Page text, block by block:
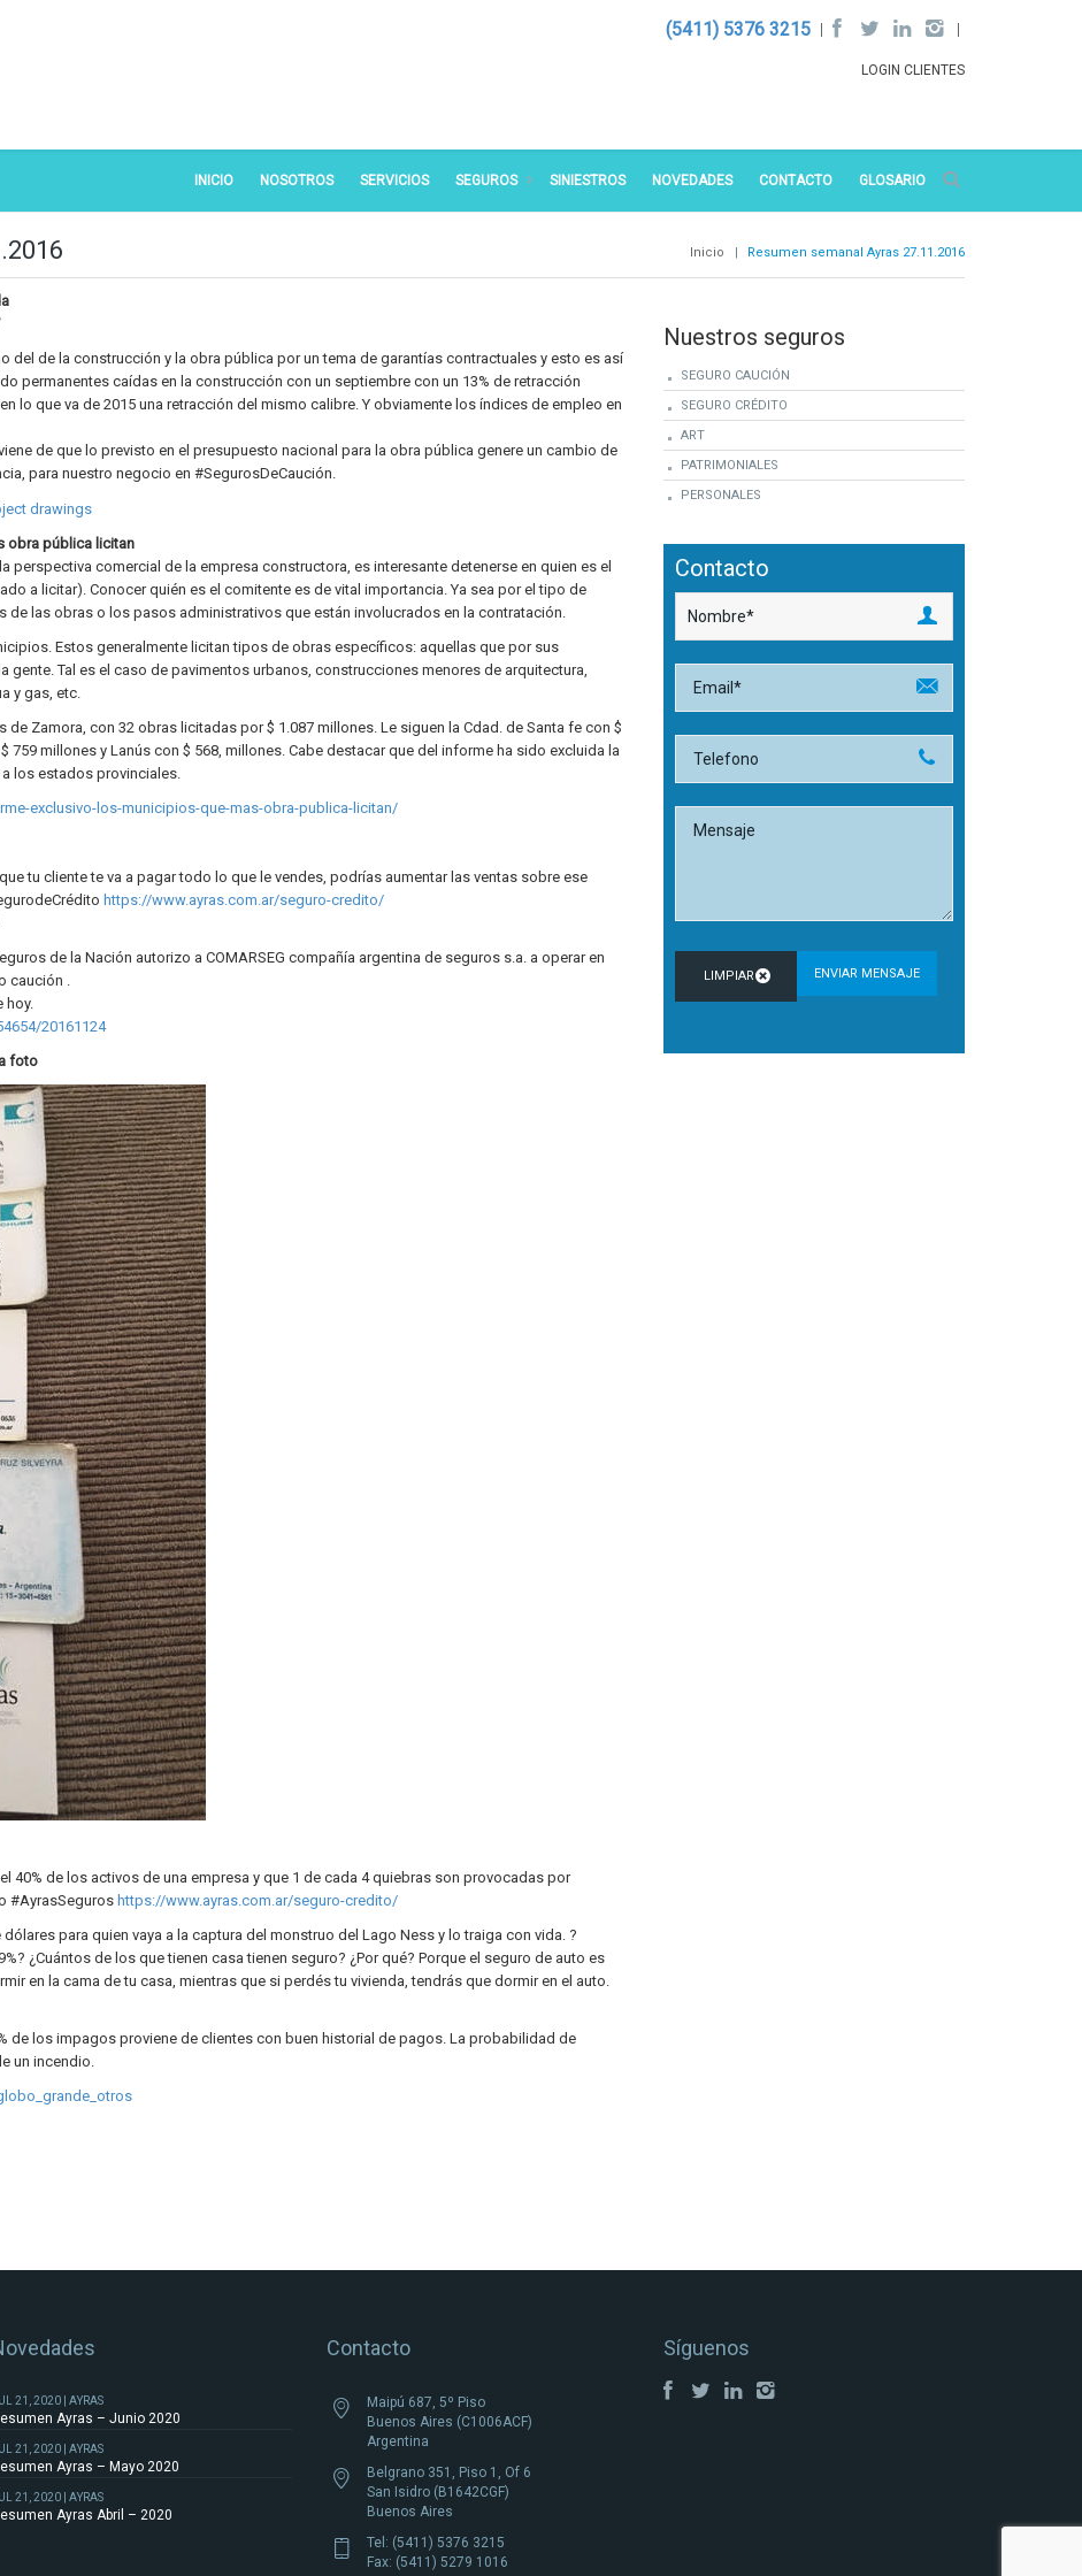
(5411) 5376 3215
LOGIN CLIENTES
INICIO NOSOTROS SERVICIOS SEGUROS SINIESTROS NOVEDADES CONTACTO GLOSARIO
Inicio | Resumen semanal Ayras 27.11.2016
del de la construcción y la obra pública por un tema de garantías contractuales y esto es así
permanentes caídas en la construcción con un septiembre con un 13% de retracción
lo que va de 2015 una retracción del mismo calibre. Y obviamente los índices de empleo en
de que lo previsto en el presupuesto nacional para la obra pública genere un cambio de
para nuestro negocio en #SegurosDeCaución.
obra pública licitan
comercial de la empresa constructora, es interesante detenerse en quien es el
a licitar). Conocer quién es el comitente es de vital importancia. Ya sea por el tipo de
las obras o los pasos administrativos que están involucrados en la contratación.
Estos generalmente licitan tipos de obras específicos: aquellas que por sus
gente. Tal es el caso de pavimentos urbanos, construcciones menores de arquitectura,
y gas, etc.
Zamora, con 32 obras licitadas por $ 1.087 millones. Le siguen la Cdad. de Santa fe con $
759 millones y Lanús con $ 568, millones. Cabe destacar que del informe ha sido excluida la
los estados provinciales.
exclusivo-los-municipios-que-mas-obra-publica-licitan/
tu cliente te va a pagar todo lo que le vendes, podrías aumentar las ventas sobre ese
https://www.ayras.com.ar/seguro-credito/
de la Nación autorizo a COMARSEG compañía argentina de seguros s.a. a operar en
.
hoy.
20161124
foto
40% de los activos de una empresa y que 1 de cada 4 quiebras son provocadas por
#AyrasSeguros https://www.ayras.com.ar/seguro-credito/
para quien vaya a la captura del monstruo del Lago Ness y lo traiga con vida. ?
¿Cuántos de los que tienen casa tienen seguro? ¿Por qué? Porque el seguro de auto es
en la cama de tu casa, mientras que si perdés tu vivienda, tendrás que dormir en el auto.
de los impagos proviene de clientes con buen historial de pagos. La probabilidad de
un incendio.
Nuestros seguros
SEGURO CAUCIÓN
SEGURO CRÉDITO
ART
PATRIMONIALES
PERSONALES
Contacto
21, 2020 | AYRAS
Ayras – Junio 2020
21, 2020 | AYRAS
Ayras – Mayo 2020
21, 2020 | AYRAS
Ayras Abril – 2020
Contacto
Maipú 687, 5º Piso
Buenos Aires (C1006ACF)
Argentina
Belgrano 351, Piso 1, Of 6
San Isidro (B1642CGF)
Buenos Aires
Tel: (5411) 5376 3215
Fax: (5411) 5279 1016
Síguenos